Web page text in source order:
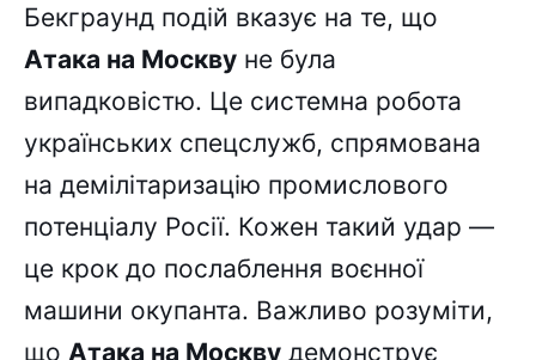
Бекграунд подій вказує на те, що
Атака на Москву не була
випадковістю. Це системна робота
українських спецслужб, спрямована
на демілітаризацію промислового
потенціалу Росії. Кожен такий удар —
це крок до послаблення воєнної
машини окупанта. Важливо розуміти,
що Атака на Москву демонструє